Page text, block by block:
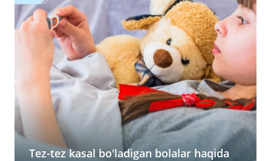
Tez-tez kasal bo'ladigan bolalar haqida